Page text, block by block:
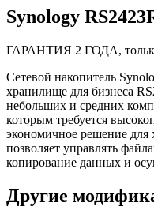
Synology
ГАРАНТИЯ 2 ГОДА,
Сетевой накопитель
хранилище для бизнеса
небольших и средних
которым требуется
экономичное решение для
позволяет управлять
копирование данных и
Другие